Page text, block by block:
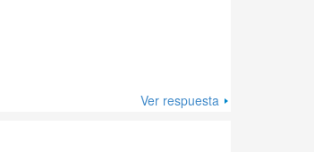
Ver respuesta